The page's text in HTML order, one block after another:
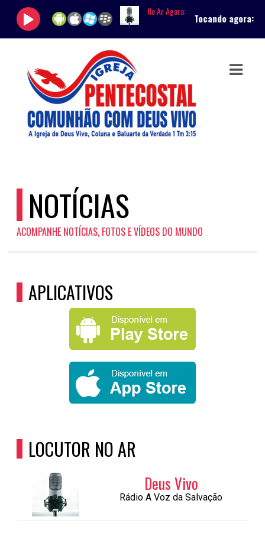
No Ar Agora:
Tocando agora:|
NOTÍCIAS
ACOMPANHE NOTÍCIAS, FOTOS E VÍDEOS DO MUNDO
APLICATIVOS
LOCUTOR NO AR
Deus Vivo
Rádio A Voz da Salvação